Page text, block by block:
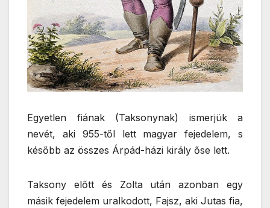
Egyetlen fiának (Taksonynak) ismerjük a
nevét, aki 955-től lett magyar fejedelem, s
később az összes Árpád-házi király őse lett.
Taksony előtt és Zolta után azonban egy
másik fejedelem uralkodott, Fajsz, aki Jutas fia,